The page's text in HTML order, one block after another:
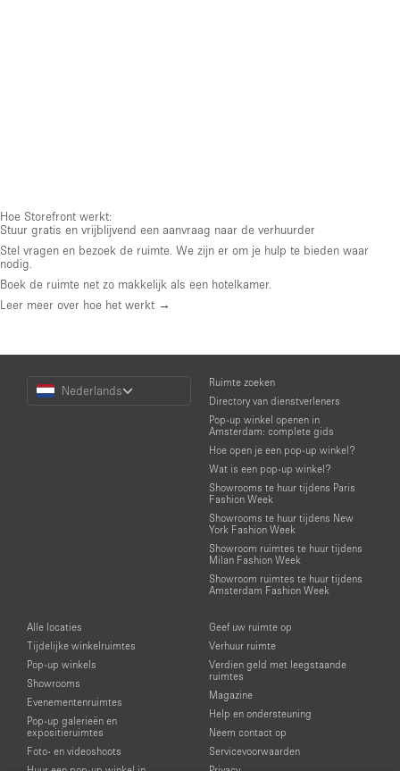
Hoe Storefront werkt:
Stuur gratis en vrijblijvend een aanvraag naar de verhuurder
Stel vragen en bezoek de ruimte. We zijn er om je hulp te bieden waar
nodig.
Boek de ruimte net zo makkelijk als een hotelkamer.
Leer meer over hoe het werkt →
Choose
Language
Nederlands
Ruimte zoeken
Directory van dienstverleners
Pop-up winkel openen in
Amsterdam: complete gids
Hoe open je een pop-up winkel?
Wat is een pop-up winkel?
Showrooms te huur tijdens Paris
Fashion Week
Showrooms te huur tijdens New
York Fashion Week
Showroom ruimtes te huur tijdens
Milan Fashion Week
Showroom ruimtes te huur tijdens
Amsterdam Fashion Week
Alle locaties
Tijdelijke winkelruimtes
Pop-up winkels
Showrooms
Evenementenruimtes
Pop-up galerieën en
expositieruimtes
Foto- en videoshoots
Geef uw ruimte op
Verhuur ruimte
Verdien geld met leegstaande
ruimtes
Magazine
Help en ondersteuning
Neem contact op
Servicevoorwaarden